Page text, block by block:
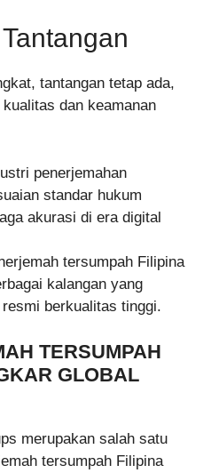
tantangan tetap ada,
dan keamanan
penerjemahan
standar hukum
akurasi di era digital
tersumpah Filipina
kalangan yang
berkualitas tinggi.
TERSUMPAH
GLOBAL
merupakan salah satu
tersumpah Filipina